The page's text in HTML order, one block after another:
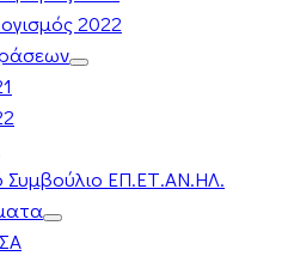
2022
Συμβούλιο ΕΠ.ΕΤ.ΑΝ.ΗΛ.